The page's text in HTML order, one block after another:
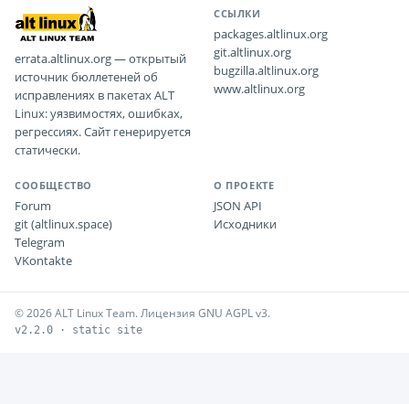
errata.altlinux.org — открытый
источник бюллетеней об
исправлениях в пакетах ALT
Linux: уязвимостях, ошибках,
регрессиях. Сайт генерируется
статически.
ССЫЛКИ
packages.altlinux.org
git.altlinux.org
bugzilla.altlinux.org
www.altlinux.org
СООБЩЕСТВО
Forum
git (altlinux.space)
Telegram
VKontakte
О ПРОЕКТЕ
JSON API
Исходники
© 2026 ALT Linux Team. Лицензия GNU AGPL v3.
v2.2.0 · static site